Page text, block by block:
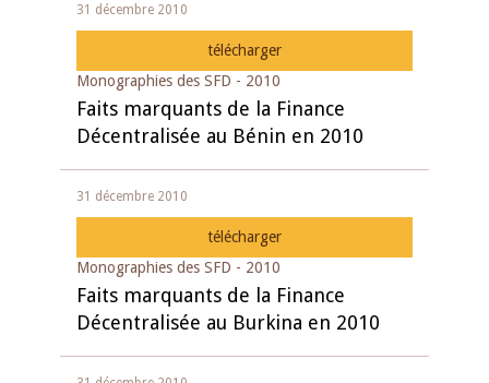
31 décembre 2010
télécharger
Monographies des SFD - 2010
Faits marquants de la Finance
Décentralisée au Bénin en 2010
31 décembre 2010
télécharger
Monographies des SFD - 2010
Faits marquants de la Finance
Décentralisée au Burkina en 2010